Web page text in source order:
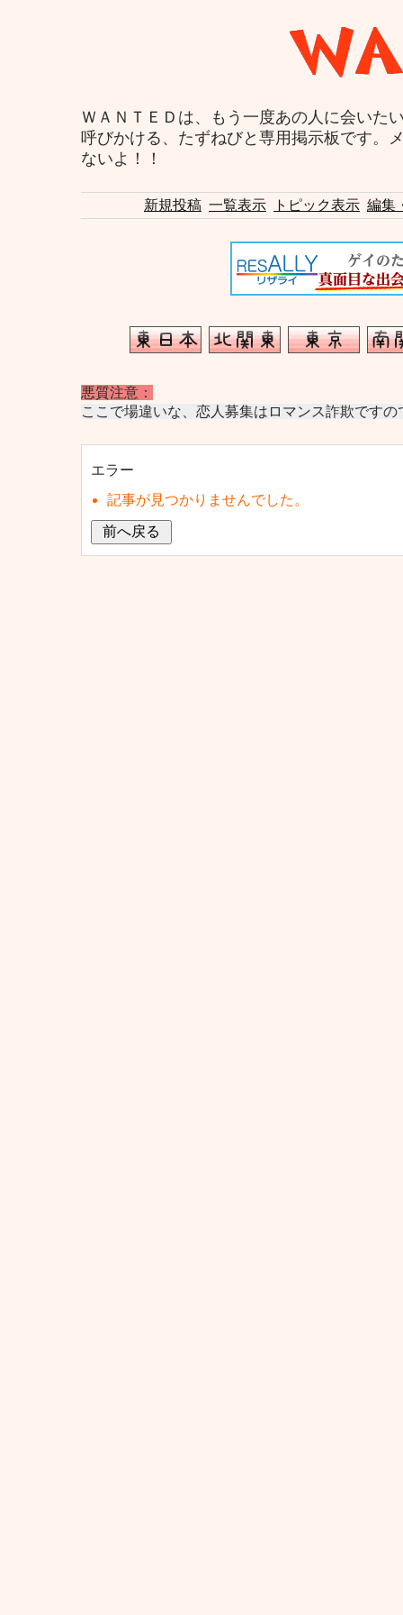
ＷＡＮＴＥＤは、もう一度あの人に会いた
呼びかける、たずねびと専用掲示板です。
ないよ！！
新規投稿 一覧表示 トピック表示 編集
悪質注意：
ここで場違いな、恋人募集はロマンス詐欺です
エラー
記事が見つかりませんでした。